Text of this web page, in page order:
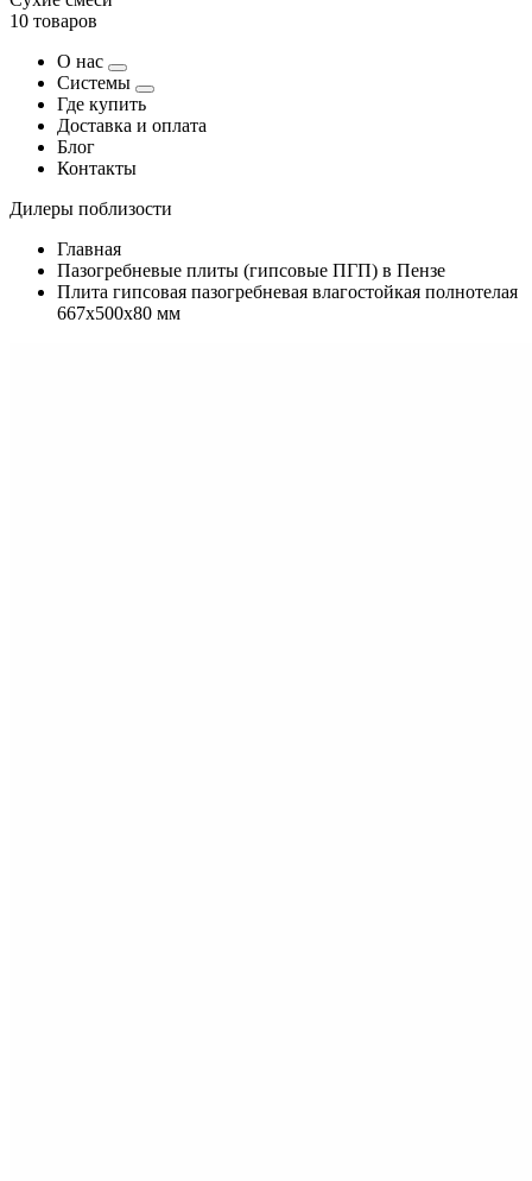
10 товаров
О нас
Системы
Где купить
Доставка и оплата
Блог
Контакты
Дилеры поблизости
Главная
Пазогребневые плиты (гипсовые ПГП) в Пензе
Плита гипсовая пазогребневая влагостойкая полнотелая
667х500х80 мм